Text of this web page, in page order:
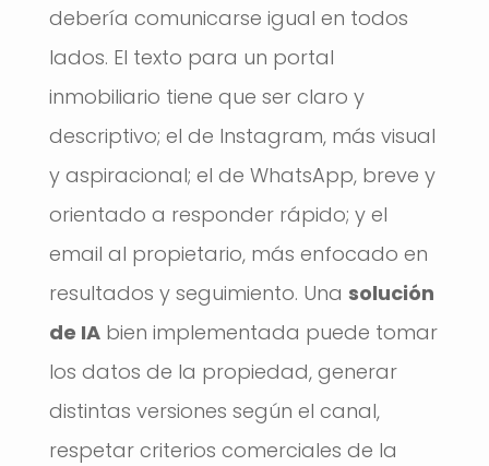
debería comunicarse igual en todos
lados. El texto para un portal
inmobiliario tiene que ser claro y
descriptivo; el de Instagram, más visual
y aspiracional; el de WhatsApp, breve y
orientado a responder rápido; y el
email al propietario, más enfocado en
resultados y seguimiento. Una solución
de IAbien implementada puede tomar
los datos de la propiedad, generar
distintas versiones según el canal,
respetar criterios comerciales de la